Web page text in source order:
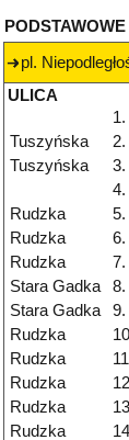
pl.
ULICA
1.
Tuszyńska
2.
Tuszyńska
3.
4.
Rudzka
5.
Rudzka
6.
Rudzka
7.
Stara Gadka
8.
Stara Gadka
9.
Rudzka
Rudzka
Rudzka
Rudzka
Rudzka